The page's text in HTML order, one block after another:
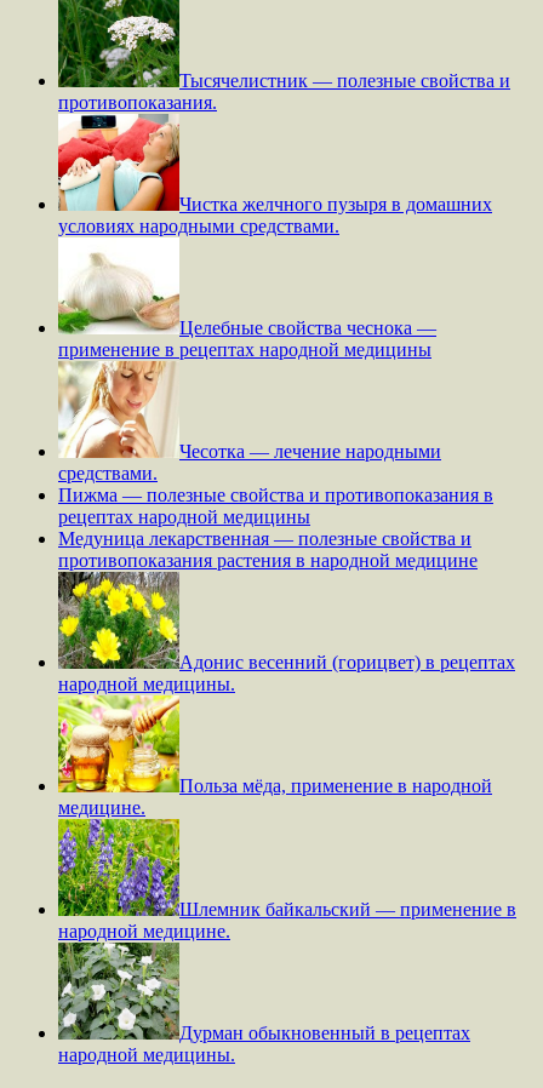
Тысячелистник — полезные свойства и
противопоказания.
Чистка желчного пузыря в домашних
условиях народными средствами.
Целебные свойства чеснока —
применение в рецептах народной медицины
Чесотка — лечение народными
средствами.
Пижма — полезные свойства и противопоказания в
рецептах народной медицины
Медуница лекарственная — полезные свойства и
противопоказания растения в народной медицине
Адонис весенний (горицвет) в рецептах
народной медицины.
Польза мёда, применение в народной
медицине.
Шлемник байкальский — применение в
народной медицине.
Дурман обыкновенный в рецептах
народной медицины.